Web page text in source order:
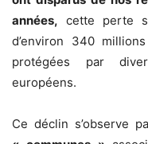
années, cette perte
d’environ 340
protégées par
européens.
Ce déclin s’observe